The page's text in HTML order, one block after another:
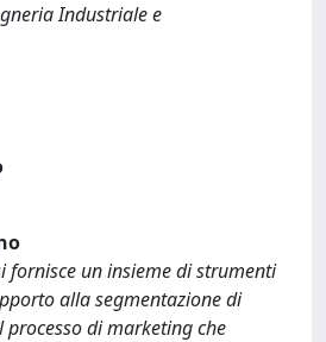
Industriale e
fornisce un insieme di strumenti
alla segmentazione di
processo di marketing che